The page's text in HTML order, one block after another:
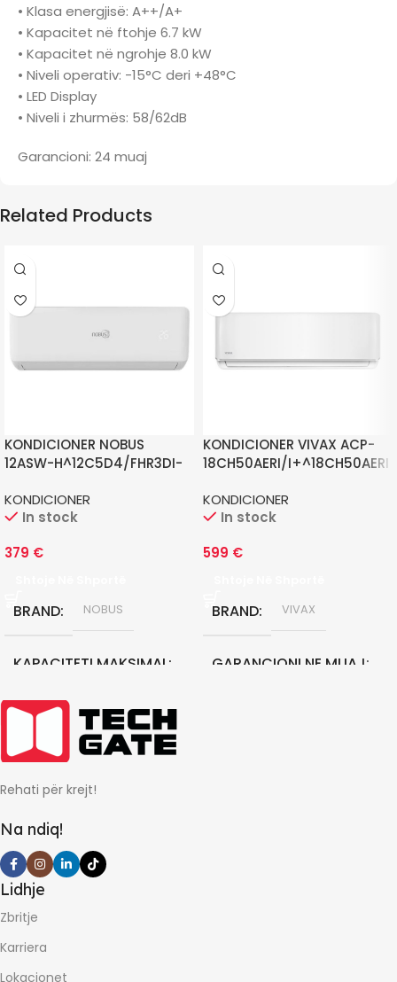
• Klasa energjisë: A++/A+
• Kapacitet në ftohje 6.7 kW
• Kapacitet në ngrohje 8.0 kW
• Niveli operativ: -15°C deri +48°C
• LED Display
• Niveli i zhurmës: 58/62dB
Garancioni: 24 muaj
Related Products
KONDICIONER NOBUS
12ASW-H^12C5D4/FHR3DI-
KONDICIONER
In stock
379 €
BRAND NOBUS
KAPACITETI MAKSIMAL
12000 BTU
GARANCIONI NE MUAJ
KONDICIONER VIVAX ACP-
18CH50AERI/I+^18CH50AERI
KONDICIONER
In stock
599 €
BRAND VIVAX
GARANCIONI NE MUAJ
Rehati për krejt!
Na ndiq!
Lidhje
Zbritje
Karriera
Lokacionet